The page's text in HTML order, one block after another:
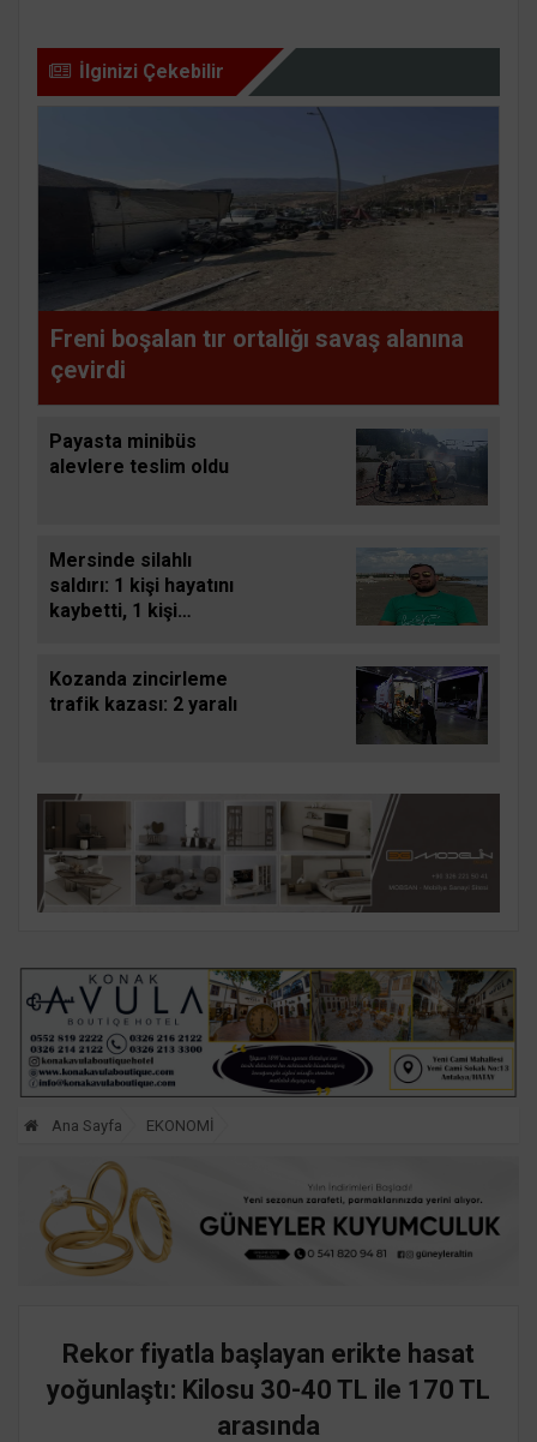
İlginizi Çekebilir
Freni boşalan tır ortalığı savaş alanına
çevirdi
Payasta minibüs
alevlere teslim oldu
Mersinde silahlı
saldırı: 1 kişi hayatını
kaybetti, 1 kişi
Kozanda zincirleme
trafik kazası: 2 yaralı
Ana Sayfa EKONOMİ
Rekor fiyatla başlayan erikte hasat
yoğunlaştı: Kilosu 30-40 TL ile 170 TL
arasında